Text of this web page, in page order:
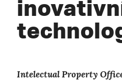
Intelectual Property